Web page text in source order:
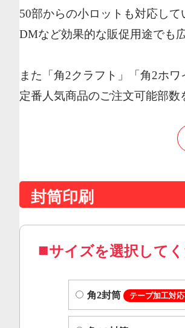
50部からの小ロットも対応し
DMなど効果的な販促用途でも
また「角2クラフト」「角2ホ
定番人気商品のご注文可能部
封筒印刷
サイズを選択して
角2封筒 テープ加工対応